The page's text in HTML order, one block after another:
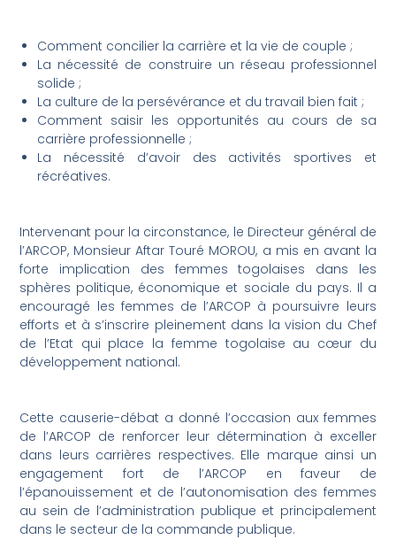
Comment concilier la carrière et la vie de couple ;
La nécessité de construire un réseau professionnel
solide ;
La culture de la persévérance et du travail bien fait ;
Comment saisir les opportunités au cours de sa
carrière professionnelle ;
La nécessité d’avoir des activités sportives et
récréatives.
Intervenant pour la circonstance, le Directeur général de
l’ARCOP, Monsieur Aftar Touré MOROU, a mis en avant la
forte implication des femmes togolaises dans les
sphères politique, économique et sociale du pays. Il a
encouragé les femmes de l’ARCOP à poursuivre leurs
efforts et à s’inscrire pleinement dans la vision du Chef
de l’Etat qui place la femme togolaise au cœur du
développement national.
Cette causerie-débat a donné l’occasion aux femmes
de l’ARCOP de renforcer leur détermination à exceller
dans leurs carrières respectives. Elle marque ainsi un
engagement fort de l’ARCOP en faveur de
l’épanouissement et de l’autonomisation des femmes
au sein de l’administration publique et principalement
dans le secteur de la commande publique.